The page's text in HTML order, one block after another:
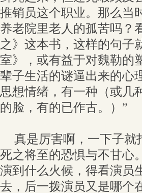
推销员这个职业。那么当
养老院里老人的孤苦吗？
之》这本书，这样的句子
室》，或有益于对魏勒
辈子生活的谜逼出来的心
思想情绪，有一种（或几
的脸，有的已作古。）”
真是厉害啊，一下子就
死之将至的恐惧与不甘心
演到什么火候，得看演员
去，后一拨演员又是哪个